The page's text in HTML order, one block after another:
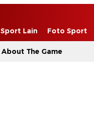
Sport Lain Foto Sport
About The Game